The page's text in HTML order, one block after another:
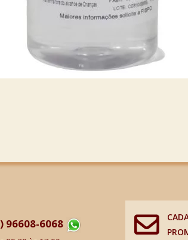
96608-6068